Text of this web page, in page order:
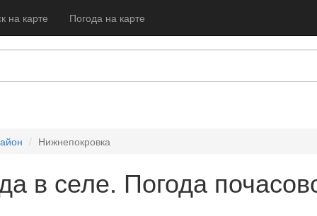
на карте Погода на карте
Нижнепокровка
в селе. Погода